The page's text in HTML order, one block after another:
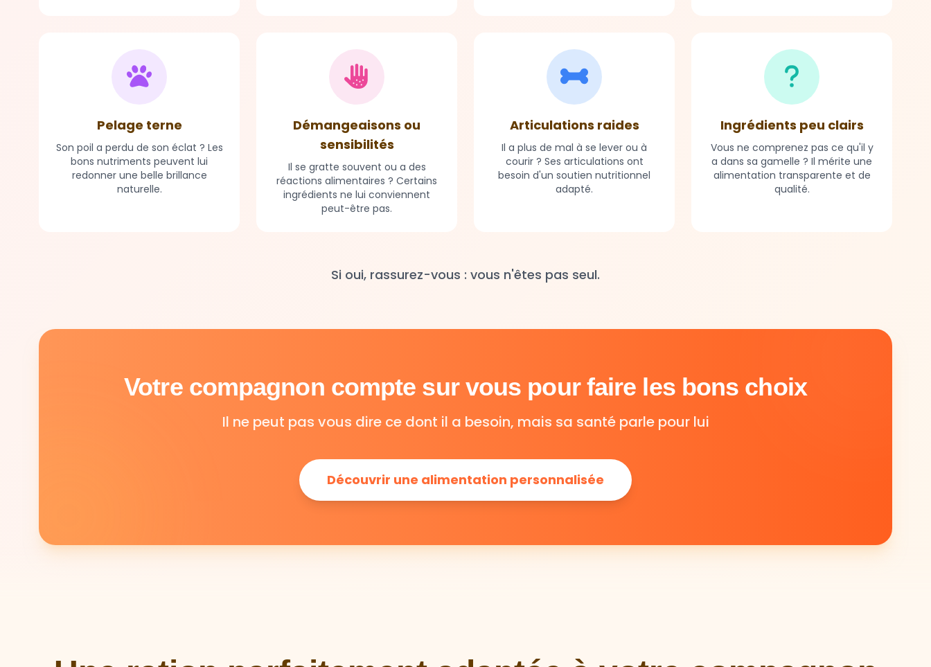
Pelage terne
Son poil a perdu de son éclat ? Les
bons nutriments peuvent lui
redonner une belle brillance
naturelle.
Démangeaisons ou
sensibilités
Il se gratte souvent ou a des
réactions alimentaires ? Certains
ingrédients ne lui conviennent
peut-être pas.
Articulations raides
Il a plus de mal à se lever ou à
courir ? Ses articulations ont
besoin d'un soutien nutritionnel
adapté.
Ingrédients peu clairs
Vous ne comprenez pas ce qu'il y
a dans sa gamelle ? Il mérite une
alimentation transparente et de
qualité.
Si oui, rassurez-vous : vous n'êtes pas seul.
Votre compagnon compte sur vous pour faire les bons choix
Il ne peut pas vous dire ce dont il a besoin, mais sa santé parle pour lui
Découvrir une alimentation personnalisée